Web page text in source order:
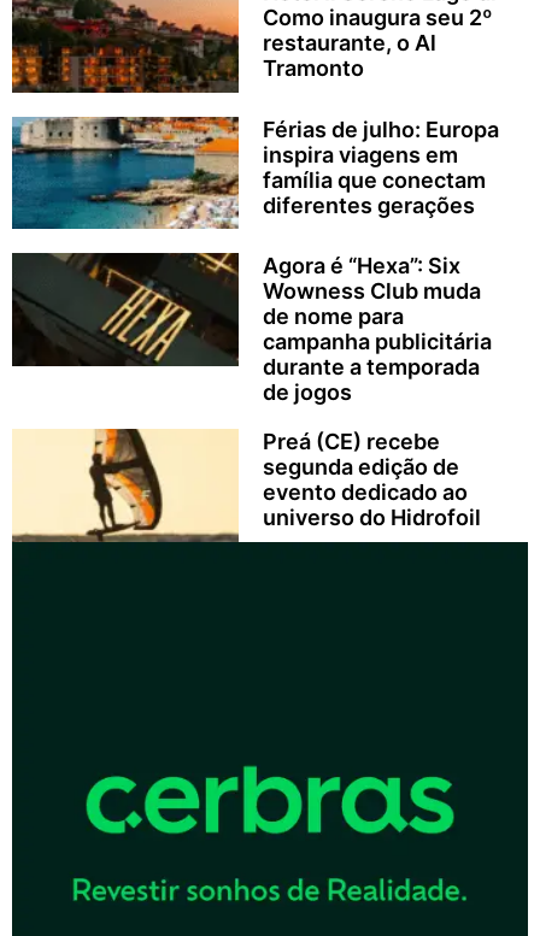
Como inaugura seu 2º
restaurante, o Al
Tramonto
Férias de julho: Europa
inspira viagens em
família que conectam
diferentes gerações
Agora é “Hexa”: Six
Wowness Club muda
de nome para
campanha publicitária
durante a temporada
de jogos
Preá (CE) recebe
segunda edição de
evento dedicado ao
universo do Hidrofoil